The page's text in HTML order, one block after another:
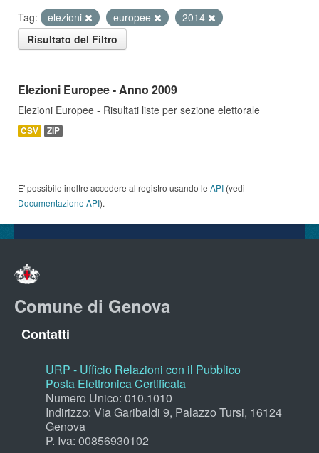
Tag: elezioni europee
2014
Risultato del Filtro
Elezioni Europee - Anno 2009
Elezioni Europee - Risultati liste per sezione elettorale
CSV ZIP
E' possibile inoltre accedere al registro usando le API (vedi
Documentazione API).
Comune di Genova
Contatti
URP - Ufficio Relazioni con il Pubblico
Posta Elettronica Certificata
Numero Unico: 010.1010
Indirizzo: Via Garibaldi 9, Palazzo Tursi, 16124
Genova
P. Iva: 00856930102